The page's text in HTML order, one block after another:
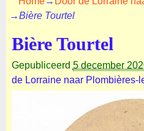
→Bière Tourtel
Bière Tourtel
Gepubliceerd 5 december
de Lorraine naar Plombières-